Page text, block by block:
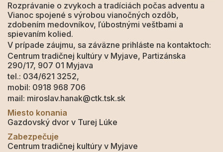
Rozprávanie o zvykoch a tradíciách počas adventu a
Vianoc spojené s výrobou vianočných ozdôb,
zdobením medovníkov, ľúbostnými veštbami a
spievaním kolied.
V prípade záujmu, sa záväzne prihláste na kontaktoch:
Centrum tradičnej kultúry v Myjave, Partizánska
290/17, 907 01 Myjava
tel.: 034/621 3252,
mobil: 0918 968 706
mail: miroslav.hanak@ctk.tsk.sk
Miesto konania
Gazdovský dvor v Turej Lúke
Zabezpečuje
Centrum tradičnej kultúry v Myjave